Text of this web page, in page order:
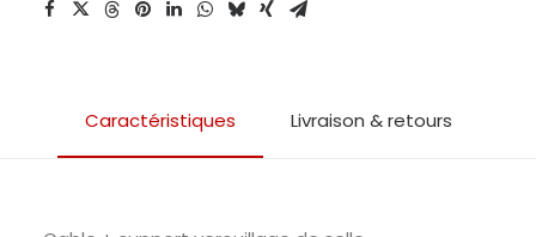
Caractéristiques Livraison & retours